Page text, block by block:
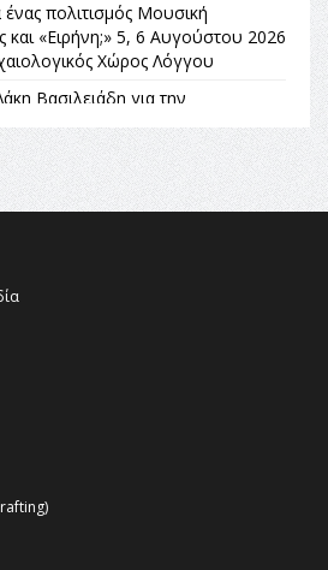
πολιτισμός Μουσική
και «Ειρήνη;» 5, 6 Αυγούστου 2026
Χώρος Λόγγου
Βασιλειάδη για την
«Σε τέτοιες κορυφαίες
υπάρχει μόνο η ευθύνη απέναντι
του ΠΑΟΚ στον δεύτερο γύρο του
στον Κατάλογο Παγκόσμιας
– Ομόφωνη η απόφαση Ο
ως φυσικό και πολιτιστικό
αξίας για την